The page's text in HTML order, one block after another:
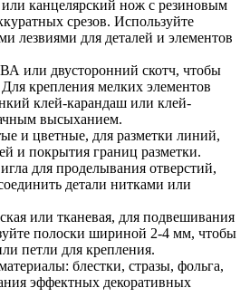
канцелярский нож с резиновым
срезов. Используйте
лезвиями для деталей и элементов
или двусторонний скотч, чтобы
Для крепления мелких элементов
клей-карандаш или клей-
высыханием.
и цветные, для разметки линий,
и покрытия границ разметки.
для проделывания отверстий,
детали нитками или
или тканевая, для подвешивания
полоски шириной 2-4 мм, чтобы
петли для крепления.
блестки, стразы, фольга,
эффектных декоративных